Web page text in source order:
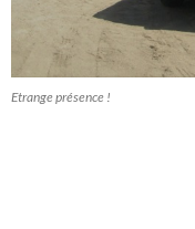
Etrange présence !